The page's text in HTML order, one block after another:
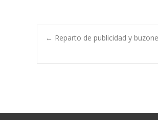
Post
← Reparto de publicidad y